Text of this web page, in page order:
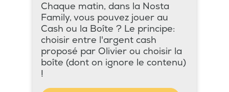
Chaque matin, dans la Nosta
Family, vous pouvez jouer au
Cash ou la Boîte ? Le principe:
choisir entre l'argent cash
proposé par Olivier ou choisir la
boîte (dont on ignore le contenu)
!